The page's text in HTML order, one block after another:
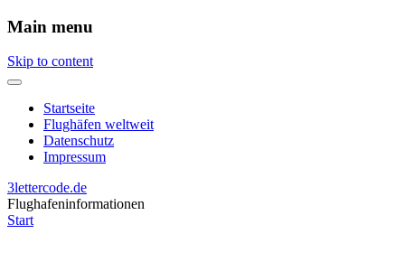
Main menu
Skip to content
Startseite
Flughäfen weltweit
Datenschutz
Impressum
3lettercode.de
Flughafeninformationen
Start